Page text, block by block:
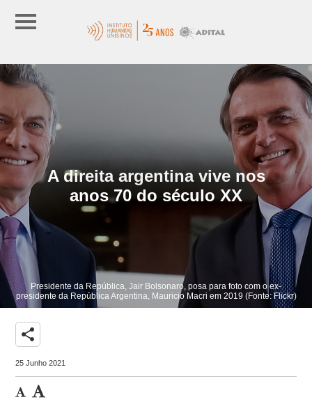
A direita argentina vive nos
anos 70 do século XX
Presidente da República, Jair Bolsonaro, posa para foto com o ex-
presidente da República Argentina, Mauricio Macri em 2019 (Fonte: Flickr)
share
25 Junho 2021